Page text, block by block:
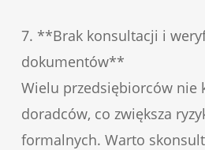
7. **Brak konsultacji i
dokumentów**
Wielu przedsiębiorców nie
doradców, co zwiększa
formalnych. Warto